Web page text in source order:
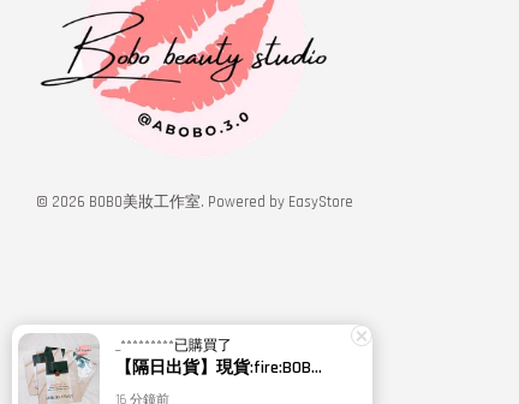
© 2026 BOBO美妝工作室. Powered by EasyStore
_*********已購買了
【隔日出貨】現貨:fire:BOBO美妝:rose:專櫃貨 Giorgio Armani 新款 高訂完美絲絨水慕斯粉底PRO 試用包GA
16 分鐘前